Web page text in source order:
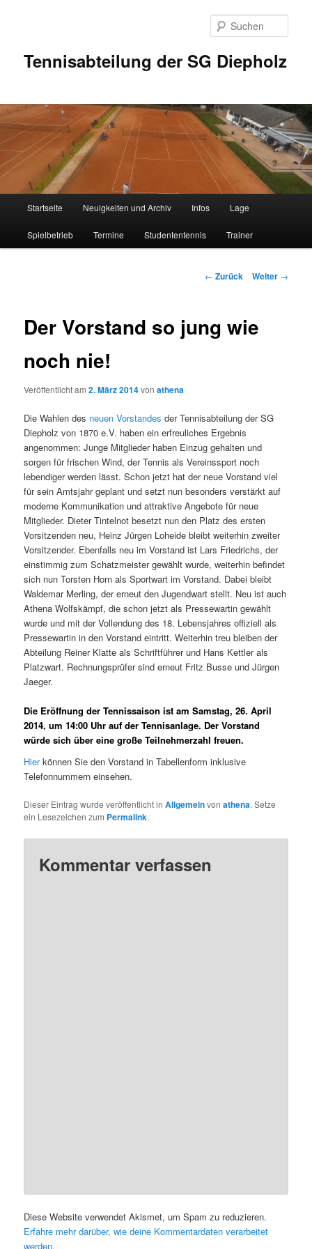
Tennisabteilung der SG Diepholz
Startseite Neuigkeiten und Archiv Infos Lage
Spielbetrieb Termine Studententennis Trainer
Beitrags-
← Zurück Weiter →
Der Vorstand so jung wie
noch nie!
Veröffentlicht am2. März 2014vonathena
Die Wahlen des neuen Vorstandes der Tennisabteilung der SG
Diepholz von 1870 e.V. haben ein erfreuliches Ergebnis
angenommen: Junge Mitglieder haben Einzug gehalten und
sorgen für frischen Wind, der Tennis als Vereinssport noch
lebendiger werden lässt. Schon jetzt hat der neue Vorstand viel
für sein Amtsjahr geplant und setzt nun besonders verstärkt auf
moderne Kommunikation und attraktive Angebote für neue
Mitglieder. Dieter Tintelnot besetzt nun den Platz des ersten
Vorsitzenden neu, Heinz Jürgen Loheide bleibt weiterhin zweiter
Vorsitzender. Ebenfalls neu im Vorstand ist Lars Friedrichs, der
einstimmig zum Schatzmeister gewählt wurde, weiterhin befindet
sich nun Torsten Horn als Sportwart im Vorstand. Dabei bleibt
Waldemar Merling, der erneut den Jugendwart stellt. Neu ist auch
Athena Wolfskämpf, die schon jetzt als Pressewartin gewählt
wurde und mit der Vollendung des 18. Lebensjahres offiziell als
Pressewartin in den Vorstand eintritt. Weiterhin treu bleiben der
Abteilung Reiner Klatte als Schriftführer und Hans Kettler als
Platzwart. Rechnungsprüfer sind erneut Fritz Busse und Jürgen
Jaeger.
Die Eröffnung der Tennissaison ist am Samstag, 26. April
2014, um 14:00 Uhr auf der Tennisanlage. Der Vorstand
würde sich über eine große Teilnehmerzahl freuen.
Hierkönnen Sie den Vorstand in Tabellenform inklusive
Telefonnummern einsehen.
Dieser Eintrag wurde veröffentlicht inAllgemeinvonathena. Setze
ein Lesezeichen zum Permalink.
Kommentar verfassen
Diese Website verwendet Akismet, um Spam zu reduzieren.
Erfahre mehr darüber, wie deine Kommentardaten verarbeitet
werden.